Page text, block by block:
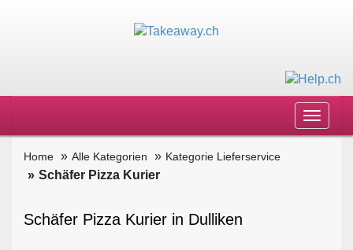
Toggle
Home Alle Kategorien Kategorie Lieferservice
Schäfer Pizza Kurier
Schäfer Pizza Kurier in Dulliken